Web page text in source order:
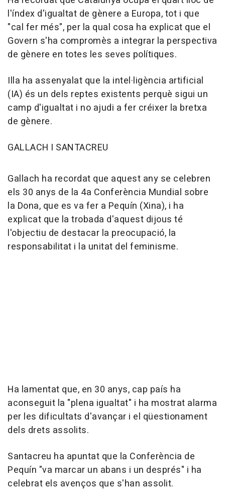
l'índex d'igualtat de gènere a Europa, tot i que
"cal fer més", per la qual cosa ha explicat que el
Govern s'ha compromès a integrar la perspectiva
de gènere en totes les seves polítiques.
Illa ha assenyalat que la intel·ligència artificial
(IA) és un dels reptes existents perquè sigui un
camp d'igualtat i no ajudi a fer créixer la bretxa
de gènere.
GALLACH I SANTACREU
Gallach ha recordat que aquest any se celebren
els 30 anys de la 4a Conferència Mundial sobre
la Dona, que es va fer a Pequín (Xina), i ha
explicat que la trobada d'aquest dijous té
l'objectiu de destacar la preocupació, la
responsabilitat i la unitat del feminisme.
Ha lamentat que, en 30 anys, cap país ha
aconseguit la "plena igualtat" i ha mostrat alarma
per les dificultats d'avançar i el qüestionament
dels drets assolits.
Santacreu ha apuntat que la Conferència de
Pequín "va marcar un abans i un després" i ha
celebrat els avenços que s'han assolit.